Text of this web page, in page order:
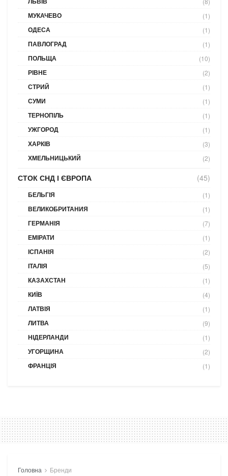
МУКАЧЕВО (1)
ОДЕСА (1)
ПАВЛОГРАД (1)
ПОЛЬЩА (10)
РІВНЕ (2)
СТРИЙ (1)
СУМИ (1)
ТЕРНОПІЛЬ (1)
УЖГОРОД (1)
ХАРКІВ (3)
ХМЕЛЬНИЦЬКИЙ (2)
СТОК СНД І ЄВРОПА (45)
БЕЛЬГІЯ (1)
ВЕЛИКОБРИТАНИЯ (1)
ГЕРМАНІЯ (7)
ЕМІРАТИ (1)
ІСПАНІЯ (2)
ІТАЛІЯ (5)
КАЗАХСТАН (1)
КИЇВ (4)
ЛАТВІЯ (1)
ЛИТВА (9)
НІДЕРЛАНДИ (1)
УГОРЩИНА (2)
ФРАНЦІЯ (1)
Головна Бренди